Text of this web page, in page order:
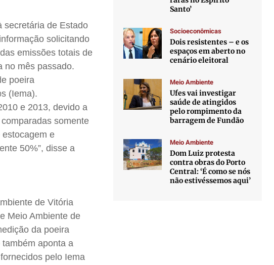
secretária de Estado
solicitando
emissões totais de
no mês passado.
poeira
(Iema).
e 2013, devido a
somente
e
50%”, disse a
de Vitória
Meio Ambiente de
da poeira
aponta a
pelo Iema
Santo’
Socioeconômicas
Dois resistentes – e os
espaços em aberto no
cenário eleitoral
Meio Ambiente
Ufes vai investigar
saúde de atingidos
pelo rompimento da
barragem de Fundão
Meio Ambiente
Dom Luiz protesta
contra obras do Porto
Central: ‘É como se nós
não estivéssemos aqui’